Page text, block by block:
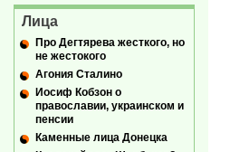
Лица
Про Дегтярева жесткого, но
не жестокого
Агония Сталино
Иосиф Кобзон о
православии, украинском и
пенсии
Каменные лица Донецка